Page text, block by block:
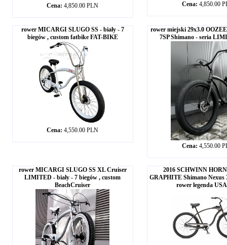
Cena: 4,850.00 PLN Cena: 4,850.00
rower MICARGI SLUGO SS - biały - 7
biegów , custom fatbike FAT-BIKE
Cena: 4,550.00 PLN
rower miejski 29x3.0
7SP Shimano - seria
Cena: 4,550.00
rower MICARGI SLUGO SS XL Cruiser
LIMITED - biały - 7 biegów , custom
BeachCruiser
2016 SCHWINN
GRAPHITE Shimano Nexus
rower legenda